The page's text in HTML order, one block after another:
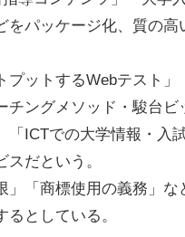
をパッケージ化、質の高
ットするWebテスト」
チングメソッド・駿台ビ
「ICTでの大学情報・入
だという。
「商標使用の義務」な
としている。